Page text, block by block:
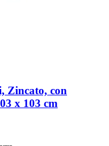
Zincato, con
x 103 cm